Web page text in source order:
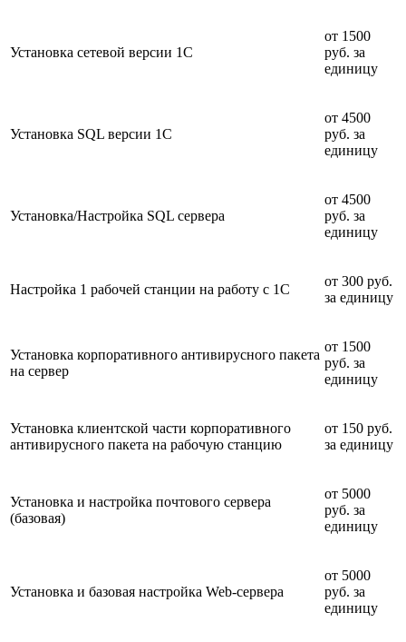
Установка сетевой версии 1C
от 1500
руб. за
единицу
Установка SQL версии 1C
от 4500
руб. за
единицу
Установка/Настройка SQL сервера
от 4500
руб. за
единицу
Настройка 1 рабочей станции на работу с 1C
от 300 руб.
за единицу
Установка корпоративного антивирусного пакета
на сервер
от 1500
руб. за
единицу
Установка клиентской части корпоративного
антивирусного пакета на рабочую станцию
от 150 руб.
за единицу
Установка и настройка почтового сервера
(базовая)
от 5000
руб. за
единицу
Установка и базовая настройка Web-сервера
от 5000
руб. за
единицу